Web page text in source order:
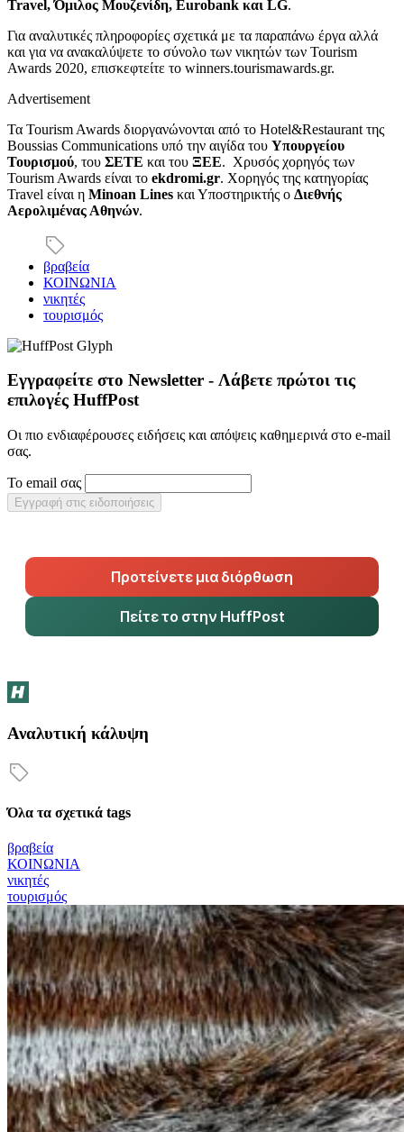
Travel, Όμιλος Μουζενίδη, Eurobank και LG.
Για αναλυτικές πληροφορίες σχετικά με τα παραπάνω έργα αλλά
και για να ανακαλύψετε το σύνολο των νικητών των Tourism
Awards 2020, επισκεφτείτε το winners.tourismawards.gr.
Advertisement
Τα Tourism Awards διοργανώνονται από το Hotel&Restaurant της
Boussias Communications υπό την αιγίδα του Υπουργείου
Τουρισμού, του ΣΕΤΕ και του ΞΕΕ. Χρυσός χορηγός των
Tourism Awards είναι το ekdromi.gr. Χορηγός της κατηγορίας
Travel είναι η Minoan Lines και Υποστηρικτής ο Διεθνής
Αερολιμένας Αθηνών.
βραβεία
ΚΟΙΝΩΝΙΑ
νικητές
τουρισμός
Εγγραφείτε στο Newsletter - Λάβετε πρώτοι τις
επιλογές HuffPost
Οι πιο ενδιαφέρουσες ειδήσεις και απόψεις καθημερινά στο e-mail
σας.
Το email σας
Εγγραφή στις ειδοποιήσεις
Προτείνετε μια διόρθωση
Πείτε το στην HuffPost
Αναλυτική κάλυψη
Όλα τα σχετικά tags
βραβεία
ΚΟΙΝΩΝΙΑ
νικητές
τουρισμός